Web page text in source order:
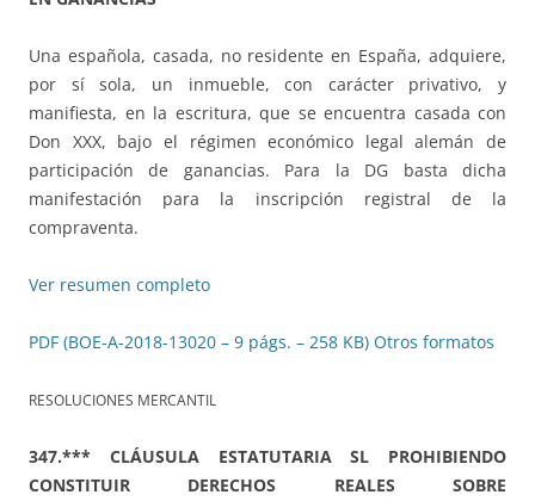
Una española, casada, no residente en España, adquiere,
por sí sola, un inmueble, con carácter privativo, y
manifiesta, en la escritura, que se encuentra casada con
Don XXX, bajo el régimen económico legal alemán de
participación de ganancias. Para la DG basta dicha
manifestación para la inscripción registral de la
compraventa.
Ver resumen completo
PDF (BOE-A-2018-13020 – 9 págs. – 258 KB) Otros formatos
RESOLUCIONES MERCANTIL
347.*** CLÁUSULA ESTATUTARIA SL PROHIBIENDO
CONSTITUIR DERECHOS REALES SOBRE